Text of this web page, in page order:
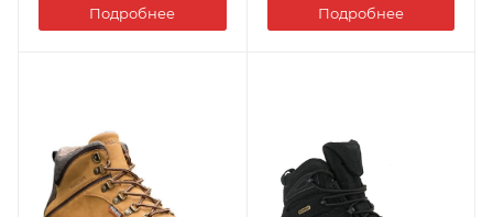
Подробнее Подробнее